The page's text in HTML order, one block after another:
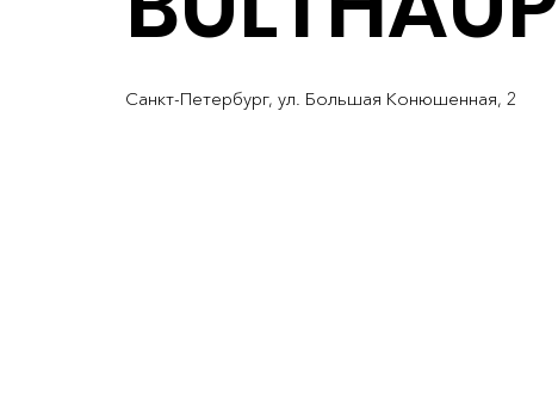
Санкт-Петербург, ул. Большая Конюшенная, 2